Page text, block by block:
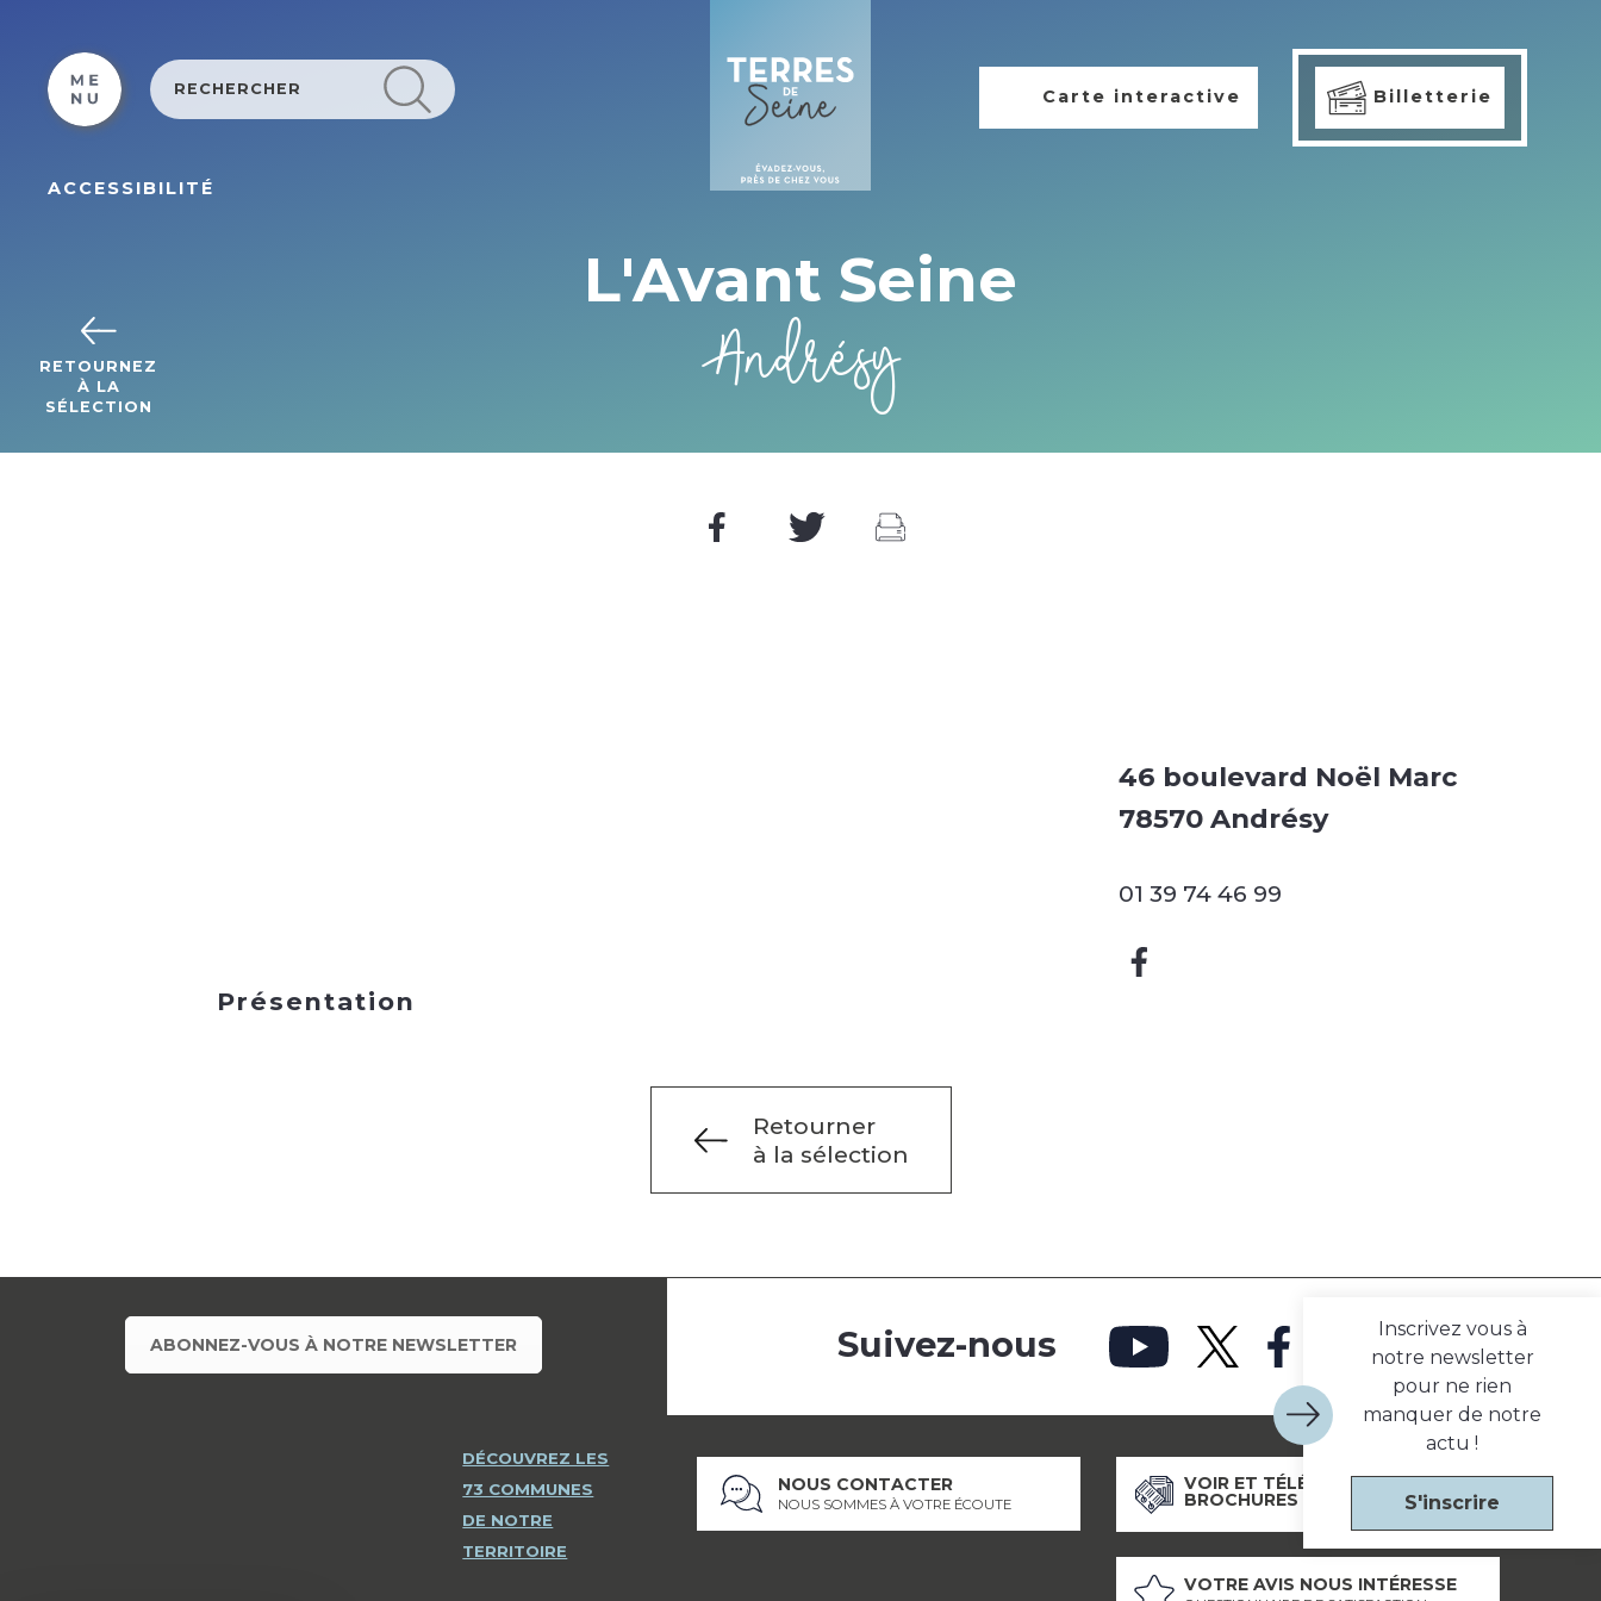
ACCESSIBILITÉ
Carte interactive Billetterie
RETOURNEZ
À LA
SÉLECTION
L'Avant Seine
Andrésy
46 boulevard Noël Marc
78570 Andrésy
01 39 74 46 99
Présentation
Retourner
à la sélection
Inscrivez vous à
notre newsletter
pour ne rien
manquer de notre
actu !
S'inscrire
ABONNEZ-VOUS À NOTRE NEWSLETTER
DÉCOUVREZ LES
73 COMMUNES
DE NOTRE
TERRITOIRE
Suivez-nous
NOUS CONTACTER
NOUS SOMMES À VOTRE ÉCOUTE
VOIR ET TÉLÉCHARGER NOS
BROCHURES
VOTRE AVIS NOUS INTÉRESSE